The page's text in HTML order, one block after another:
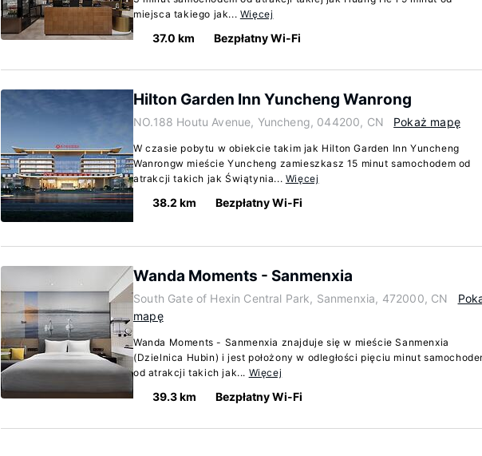
miejsca takiego jak... Więcej
37.0 km Bezpłatny Wi-Fi
Hilton Garden Inn Yuncheng Wanrong
NO.188 Houtu Avenue, Yuncheng, 044200, CN Pokaż mapę
W czasie pobytu w obiekcie takim jak Hilton Garden Inn Yuncheng
Wanrongw mieście Yuncheng zamieszkasz 15 minut samochodem od
atrakcji takich jak Świątynia... Więcej
38.2 km Bezpłatny Wi-Fi
Wanda Moments - Sanmenxia
South Gate of Hexin Central Park, Sanmenxia, 472000, CN
mapę
Wanda Moments - Sanmenxia znajduje się w mieście Sanmenxia
(Dzielnica Hubin) i jest położony w odległości pięciu minut
od atrakcji takich jak... Więcej
39.3 km Bezpłatny Wi-Fi